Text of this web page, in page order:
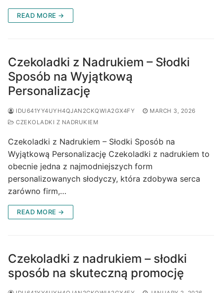
READ MORE →
Czekoladki z Nadrukiem – Słodki
Sposób na Wyjątkową
Personalizację
IDU641YY4UYH4QJAN2CKQWIA2GX4FY
MARCH 3, 2026
CZEKOLADKI Z NADRUKIEM
Czekoladki z Nadrukiem – Słodki Sposób na
Wyjątkową Personalizację Czekoladki z nadrukiem to
obecnie jedna z najmodniejszych form
personalizowanych słodyczy, która zdobywa serca
zarówno firm,…
READ MORE →
Czekoladki z nadrukiem – słodki
sposób na skuteczną promocję